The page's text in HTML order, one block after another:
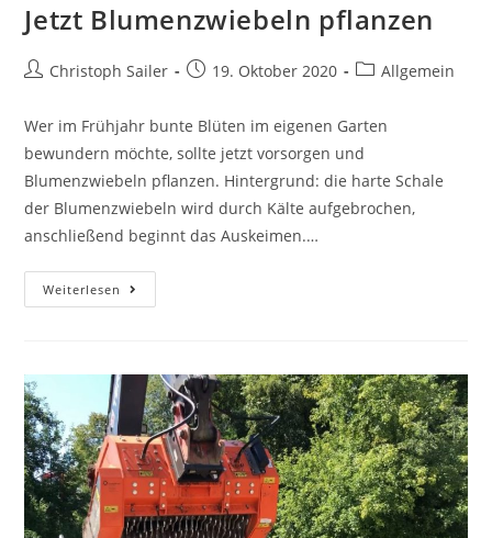
Jetzt Blumenzwiebeln pflanzen
Beitrags-
Christoph Sailer
Beitrag19. Oktober 2020
Beitrags-
Allgemein
Wer im Frühjahr bunte Blüten im eigenen Garten
bewundern möchte, sollte jetzt vorsorgen und
Blumenzwiebeln pflanzen. Hintergrund: die harte Schale
der Blumenzwiebeln wird durch Kälte aufgebrochen,
anschließend beginnt das Auskeimen.…
Weiterlesen
Blumenzwiebeln